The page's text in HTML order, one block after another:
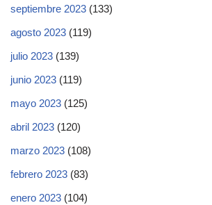
septiembre 2023 (133)
agosto 2023 (119)
julio 2023 (139)
junio 2023 (119)
mayo 2023 (125)
abril 2023 (120)
marzo 2023 (108)
febrero 2023 (83)
enero 2023 (104)